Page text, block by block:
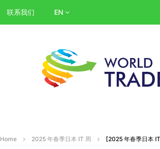
联系我们 EN
Home 2025 年春季日本 IT 周 [2025 年春季日本